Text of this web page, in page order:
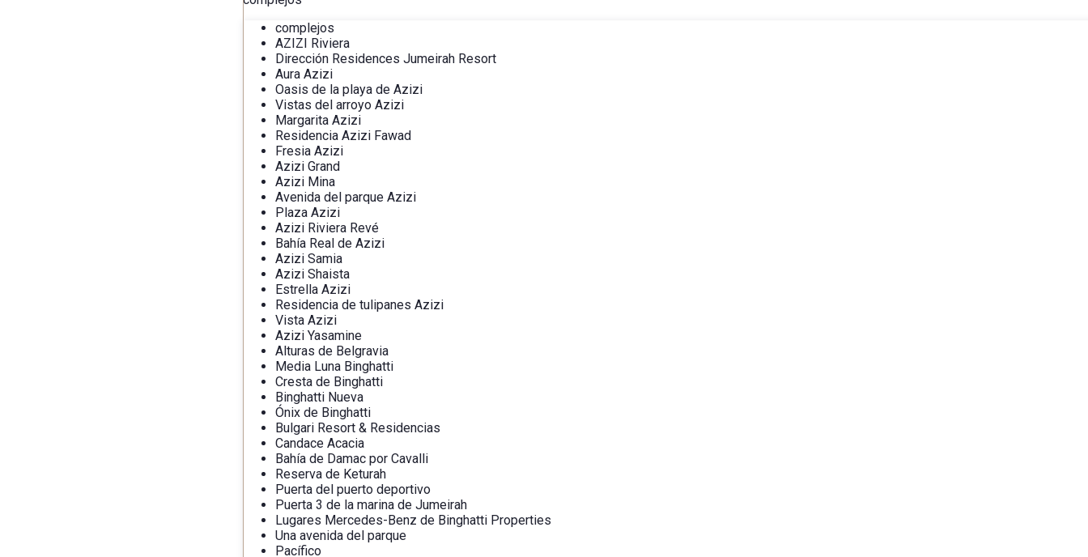
complejos
AZIZI Riviera
Dirección Residences Jumeirah Resort
Aura Azizi
Oasis de la playa de Azizi
Vistas del arroyo Azizi
Margarita Azizi
Residencia Azizi Fawad
Fresia Azizi
Azizi Grand
Azizi Mina
Avenida del parque Azizi
Plaza Azizi
Azizi Riviera Revé
Bahía Real de Azizi
Azizi Samia
Azizi Shaista
Estrella Azizi
Residencia de tulipanes Azizi
Vista Azizi
Azizi Yasamine
Alturas de Belgravia
Media Luna Binghatti
Cresta de Binghatti
Binghatti Nueva
Ónix de Binghatti
Bulgari Resort & Residencias
Candace Acacia
Bahía de Damac por Cavalli
Reserva de Keturah
Puerta del puerto deportivo
Puerta 3 de la marina de Jumeirah
Lugares Mercedes-Benz de Binghatti Properties
Una avenida del parque
Pacífico